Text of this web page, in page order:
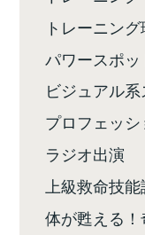
トレーニン
パワースポッ
ビジュアル
プロフェッ
ラジオ出演
上級救命技
体が甦える